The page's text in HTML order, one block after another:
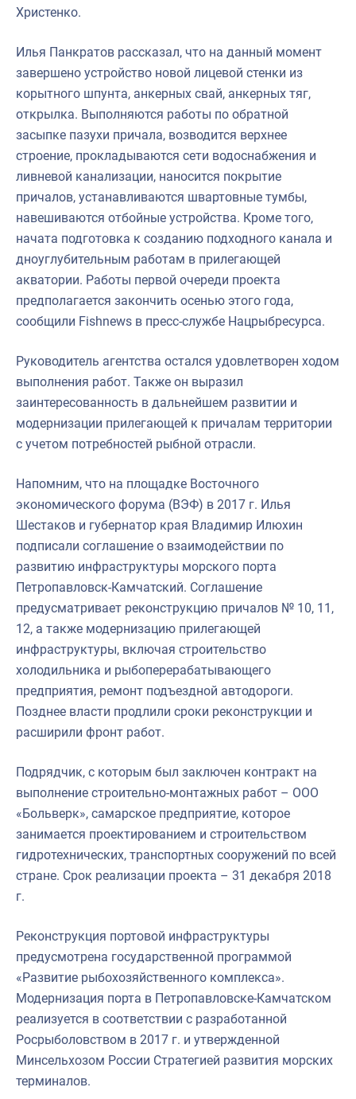
Христенко.
Илья Панкратов рассказал, что на данный момент
завершено устройство новой лицевой стенки из
корытного шпунта, анкерных свай, анкерных тяг,
открылка. Выполняются работы по обратной
засыпке пазухи причала, возводится верхнее
строение, прокладываются сети водоснабжения и
ливневой канализации, наносится покрытие
причалов, устанавливаются швартовные тумбы,
навешиваются отбойные устройства. Кроме того,
начата подготовка к созданию подходного канала и
дноуглубительным работам в прилегающей
акватории. Работы первой очереди проекта
предполагается закончить осенью этого года,
сообщили Fishnews в пресс-службе Нацрыбресурса.
Руководитель агентства остался удовлетворен ходом
выполнения работ. Также он выразил
заинтересованность в дальнейшем развитии и
модернизации прилегающей к причалам территории
с учетом потребностей рыбной отрасли.
Напомним, что на площадке Восточного
экономического форума (ВЭФ) в 2017 г. Илья
Шестаков и губернатор края Владимир Илюхин
подписали соглашение о взаимодействии по
развитию инфраструктуры морского порта
Петропавловск-Камчатский. Соглашение
предусматривает реконструкцию причалов № 10, 11,
12, а также модернизацию прилегающей
инфраструктуры, включая строительство
холодильника и рыбоперерабатывающего
предприятия, ремонт подъездной автодороги.
Позднее власти продлили сроки реконструкции и
расширили фронт работ.
Подрядчик, с которым был заключен контракт на
выполнение строительно-монтажных работ – ООО
«Больверк», самарское предприятие, которое
занимается проектированием и строительством
гидротехнических, транспортных сооружений по всей
стране. Срок реализации проекта – 31 декабря 2018
г.
Реконструкция портовой инфраструктуры
предусмотрена государственной программой
«Развитие рыбохозяйственного комплекса».
Модернизация порта в Петропавловске-Камчатском
реализуется в соответствии с разработанной
Росрыболовством в 2017 г. и утвержденной
Минсельхозом России Стратегией развития морских
терминалов.